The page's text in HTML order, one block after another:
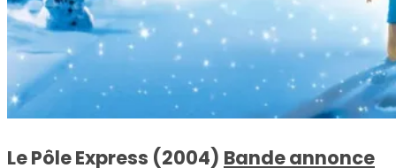
Le Pôle Express (2004) Bande annonce